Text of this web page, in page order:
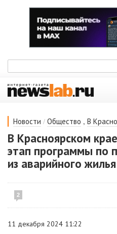
Новости / Общество , В
В Красноярском
этап программы по
из аварийного жилья
2
11 декабря 2024 11:22